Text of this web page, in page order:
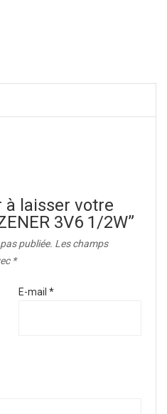
à laisser votre
3V6 1/2W”
publiée. Les champs
*
E-mail *